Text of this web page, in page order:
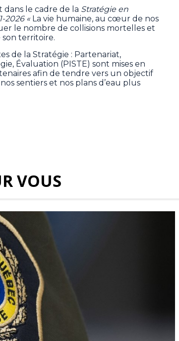
dans le cadre de la Stratégie en
2026 « La vie humaine, au cœur de nos
le nombre de collisions mortelles et
son territoire.
de la Stratégie : Partenariat,
Évaluation (PISTE) sont mises en
afin de tendre vers un objectif
sentiers et nos plans d’eau plus
VOUS